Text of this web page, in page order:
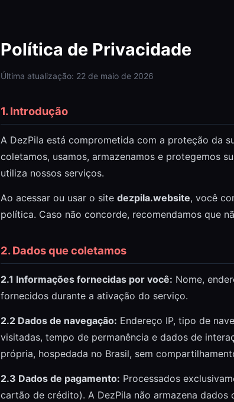
Política de Privacidade
Última atualização: 22 de maio de 2026
1. Introdução
A DezPila está comprometida com a proteção da
coletamos, usamos, armazenamos e protegemos
utiliza nossos serviços.
Ao acessar ou usar o site dezpila.website, você
política. Caso não concorde, recomendamos que
2. Dados que coletamos
2.1 Informações fornecidas por você: Nome,
fornecidos durante a ativação do serviço.
2.2 Dados de navegação: Endereço IP, tipo de
visitadas, tempo de permanência e dados de
própria, hospedada no Brasil, sem
2.3 Dados de pagamento: Processados
cartão de crédito). A DezPila não armazena